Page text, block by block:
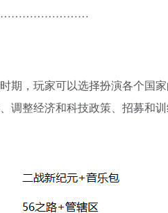
期，玩家可以选择扮演各个
调整经济和科技政策、招募和